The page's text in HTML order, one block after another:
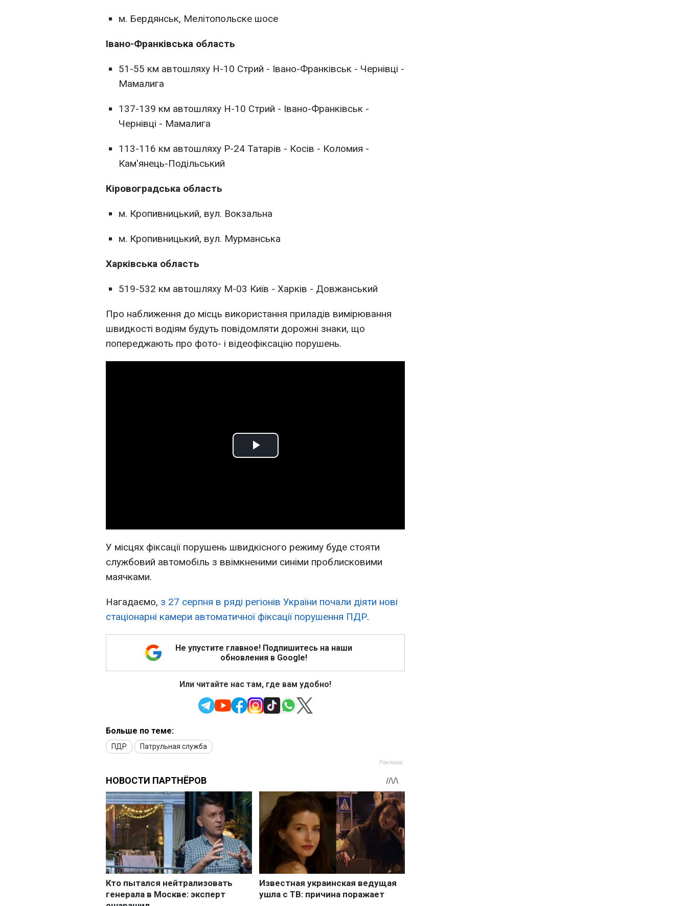
м. Бердянськ, Мелітопольске шосе
Івано-Франківська область
51-55 км автошляху Н-10 Стрий - Івано-Франківськ - Чернівці -
Мамалига
137-139 км автошляху Н-10 Стрий - Івано-Франківськ -
Чернівці - Мамалига
113-116 км автошляху Р-24 Татарів - Косів - Коломия -
Кам'янець-Подільський
Кіровоградська область
м. Кропивницький, вул. Вокзальна
м. Кропивницький, вул. Мурманська
Харківська область
519-532 км автошляху М-03 Київ - Харків - Довжанський
Про наближення до місць використання приладів вимірювання
швидкості водіям будуть повідомляти дорожні знаки, що
попереджають про фото- і відеофіксацію порушень.
Play
У місцях фіксації порушень швидкісного режиму буде стояти
службовий автомобіль з ввімкненими синіми проблисковими
маячками.
Нагадаємо, з 27 серпня в ряді регіонів України почали діяти нові
стаціонарні камери автоматичної фіксації порушення ПДР.
Не упустите главное! Подпишитесь на наши
обновления в Google!
Или читайте нас там, где вам удобно!
Больше по теме:
ПДР Патрульная служба